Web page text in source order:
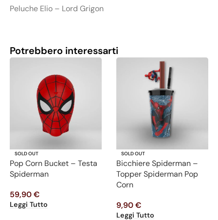
Peluche Elio – Lord Grigon
Potrebbero interessarti
SOLD OUT
Pop Corn Bucket – Testa
Spiderman
59,90€
Leggi Tutto
SOLD OUT
Bicchiere Spiderman –
Topper Spiderman Pop
Corn
9,90€
Leggi Tutto